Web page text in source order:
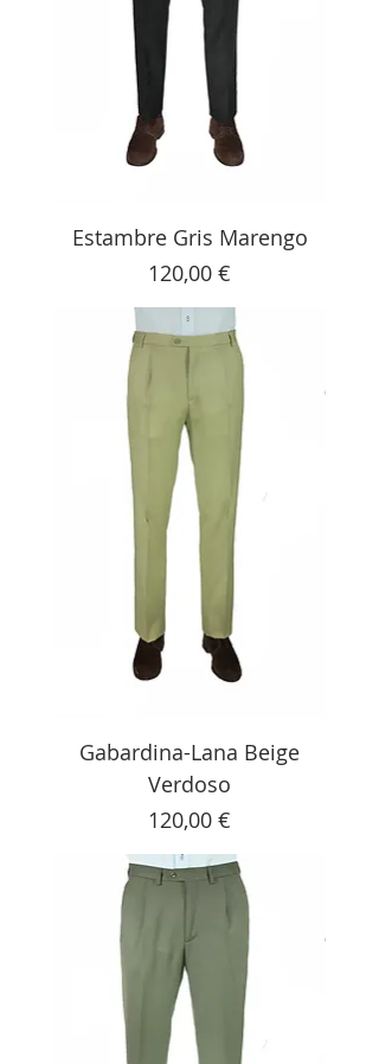
Estambre Gris Marengo
Precio
120,00 €
Gabardina-Lana Beige
Verdoso
Precio
120,00 €